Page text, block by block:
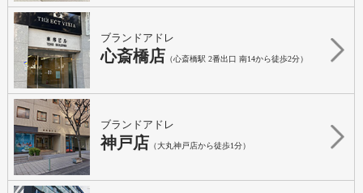
ブランドアドレ
心斎橋店 （心斎橋駅 2番出口 南14から徒歩2分）
ブランドアドレ
神戸店 （大丸神戸店から徒歩1分）